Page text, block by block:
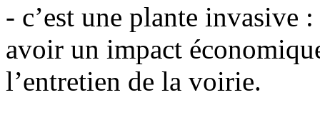
- c’est une plante invasive
avoir un impact
l’entretien de la voirie.